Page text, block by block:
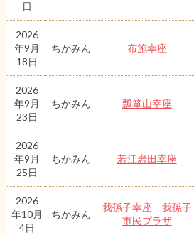
日
2026
年9月
18日
ちかみん 布施幸座
2026
年9月
23日
ちかみん 瓢箪山幸座
2026
年9月
25日
ちかみん 若江岩田幸座
2026
年10月
4日
ちかみん
我孫子幸座 我孫子
市民プラザ